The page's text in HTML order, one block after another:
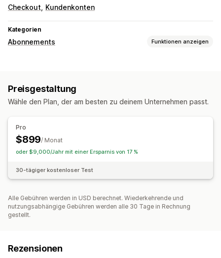
Checkout Kundenkonten
Kategorien
Abonnements Funktionen anzeigen
Feste Preisgestaltung
Preisgestaltung
Wähle den Plan, der am besten zu deinem Unternehmen passt.
Pro
$899/ Monat
oder $9,000/Jahr mit einer Ersparnis von 17 %
30-tägiger kostenloser Test
Alle Gebühren werden in USD berechnet. Wiederkehrende und
nutzungsabhängige Gebühren werden alle 30 Tage in Rechnung
gestellt.
Rezensionen